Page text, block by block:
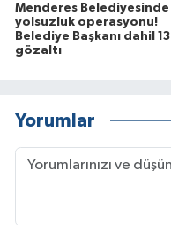
Menderes Belediyesinde
yolsuzluk operasyonu!
Belediye Başkanı dahil 13
gözaltı
Yorumlar